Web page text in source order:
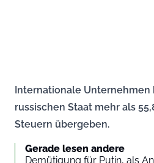
Internationale Unternehmen
russischen Staat mehr als
Steuern übergeben.
Gerade lesen andere
Demütigung für Putin, als